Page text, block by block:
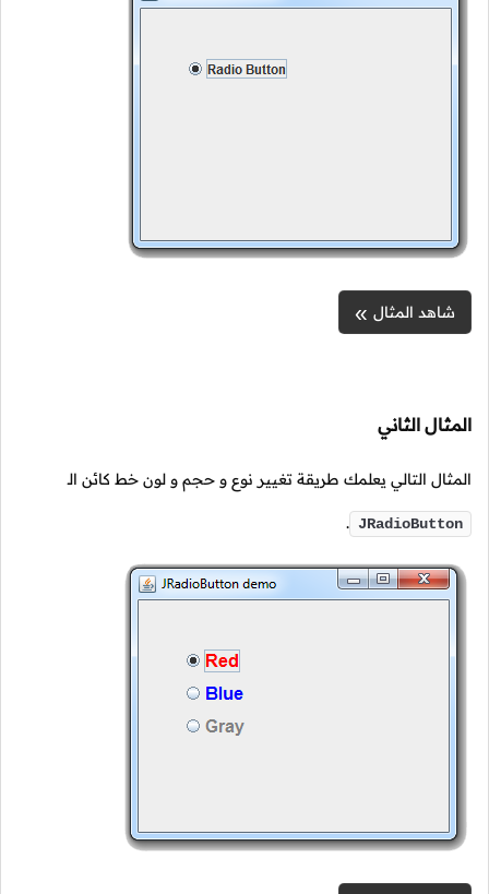
شاهد المثال
المثال الثاني
المثال التالي يعلمك طريقة تغيير نوع و حجم و لون خط كائن الـ
JRadioButton
.